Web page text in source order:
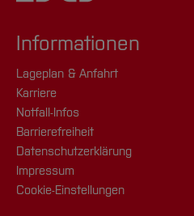
Informationen
Lageplan & Anfahrt
Karriere
Notfall-Infos
Barrierefreiheit
Datenschutzerklärung
Impressum
Cookie-Einstellungen